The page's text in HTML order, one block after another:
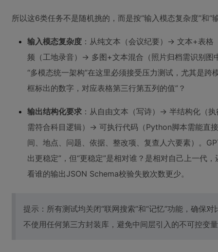
所以这6类任务不是随机挑的，而是按“输入模态复杂度”和“
输入模态复杂度 ：从纯文本（会议纪要）→ 文本+表
频（工地录音）→ 多图+文本混合（照片归档需识别图
“多模态统一架构”在这里必须接受压力测试，尤其是
框标出的数字，对应表格第三行第五列的值”？
输出结构化要求 ：从自由文本（写诗）→ 半结构化（
需符合科目逻辑）→ 可执行代码（Python脚本需能直
间、地点、问题、依据、整改项、复查人六要素）。
出更稳定”，但“更稳定”是相对谁？是相对自己上一代
看谁的输出JSON Schema校验失败次数更少。
提示：所有测试均关闭“联网搜索”和“记忆”功能，确保
不使用任何第三方封装库，避免中间层引入的不可控变